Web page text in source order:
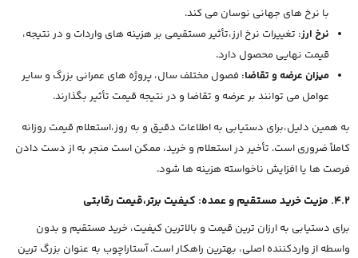
با نرخ های جهانی نوسان می کند.
نرخ ارز: تغییرات نرخ ارز،تأثیر مستقیمی بر هزینه های واردات و در نتیجه،
قیمت نهایی محصول دارد.
میزان عرضه و تقاضا: فصول مختلف سال، پروژه های عمرانی بزرگ و سایر
عوامل می توانند بر عرضه و تقاضا و در نتیجه قیمت تأثیر بگذارند.
به همین دلیل،برای دستیابی به اطلاعات دقیق و به روز،استعلام قیمت روزانه
کاملاً ضروری است. تأخیر در استعلام و خرید، ممکن است منجر به از دست دادن
فرصت ها یا افزایش ناخواسته هزینه ها شود.
4.2. مزیت خرید مستقیم و عمده: کیفیت برتر،قیمت رقابتی
برای دستیابی به ارزان ترین قیمت و بالاترین کیفیت، خرید مستقیم و بدون
واسطه از واردکننده اصلی، بهترین راهکار است. آستاراچوب به عنوان بزرگ ترین